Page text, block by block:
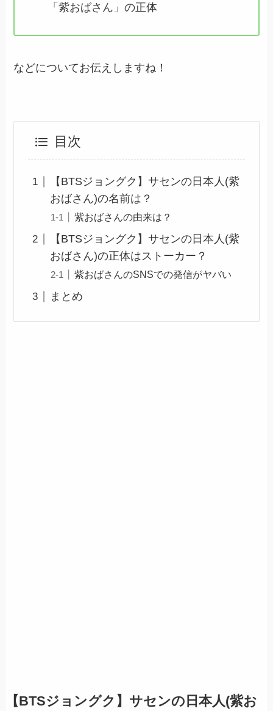
「紫おばさん」の正体
などについてお伝えしますね！
目次
【BTSジョングク】サセンの日本人(紫
おばさん)の名前は？
紫おばさんの由来は？
【BTSジョングク】サセンの日本人(紫
おばさん)の正体はストーカー？
紫おばさんのSNSでの発信がヤバい
まとめ
【BTSジョングク】サセンの日本人(紫お